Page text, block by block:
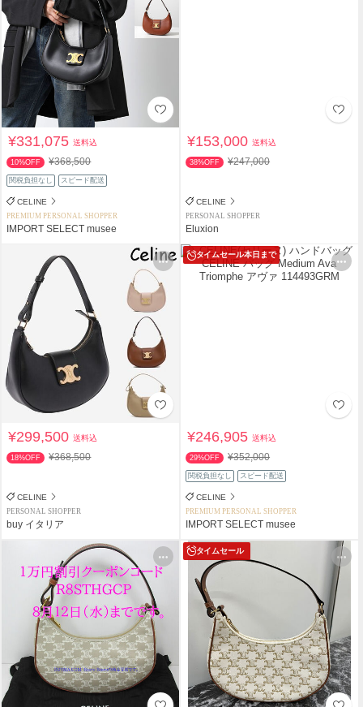
¥331,075送料込
10%OFF ¥368,500
関税負担なし スピード配送
CELINE
PREMIUM PERSONAL SHOPPER
IMPORT SELECT musee
¥153,000送料込
38%OFF ¥247,000
CELINE
PERSONAL SHOPPER
Eluxion
¥299,500送料込
18%OFF ¥368,500
CELINE
PERSONAL SHOPPER
buy イタリア
タイムセール本日まで
¥246,905送料込
29%OFF ¥352,000
関税負担なし スピード配送
CELINE
PREMIUM PERSONAL SHOPPER
IMPORT SELECT musee
タイムセール